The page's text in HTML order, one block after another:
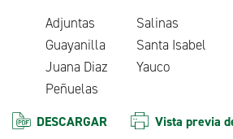
Adjuntas
Salinas
Guayanilla
Santa Isabel
Juana Diaz
Yauco
Peñuelas
DESCARGAR Vista previa